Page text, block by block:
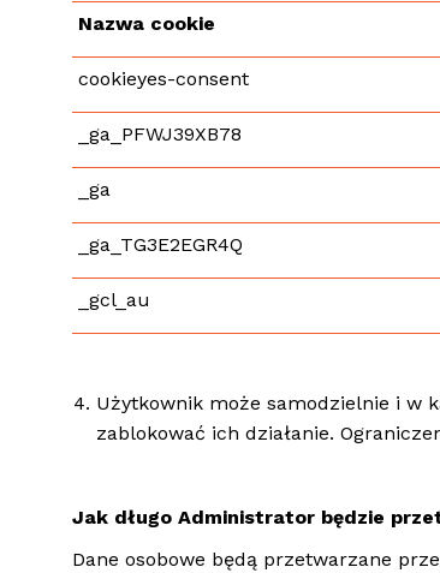
Nazwa cookie
cookieyes-consent
_ga_PFWJ39XB78
_ga
_ga_TG3E2EGR4Q
_gcl_au
Użytkownik może samodzielnie i w
zablokować ich działanie.
Jak długo Administrator będzie
Dane osobowe będą przetwarzane